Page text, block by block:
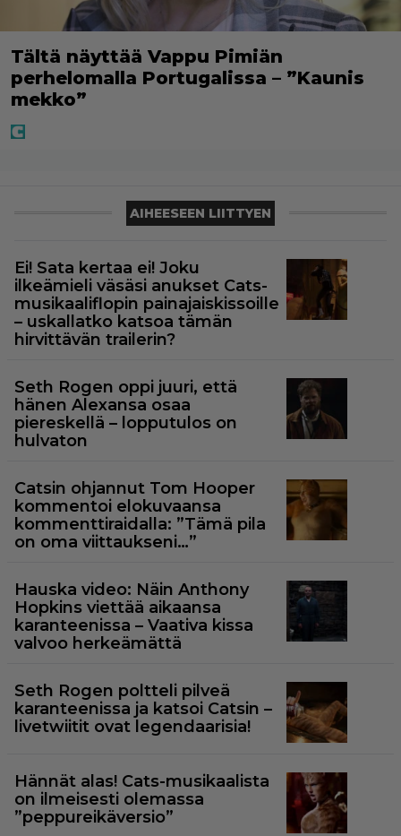
Tältä näyttää Vappu Pimiän
perhelomalla Portugalissa – ”Kaunis
mekko”
AIHEESEEN LIITTYEN
Ei! Sata kertaa ei! Joku
ilkeämieli väsäsi anukset Cats-
musikaaliflopin painajaiskissoille
– uskallatko katsoa tämän
hirvittävän trailerin?
Seth Rogen oppi juuri, että
hänen Alexansa osaa
piereskellä – lopputulos on
hulvaton
Catsin ohjannut Tom Hooper
kommentoi elokuvaansa
kommenttiraidalla: ”Tämä pila
on oma viittaukseni…”
Hauska video: Näin Anthony
Hopkins viettää aikaansa
karanteenissa – Vaativa kissa
valvoo herkeämättä
Seth Rogen poltteli pilveä
karanteenissa ja katsoi Catsin –
livetwiitit ovat legendaarisia!
Hännät alas! Cats-musikaalista
on ilmeisesti olemassa
”peppureikäversio”